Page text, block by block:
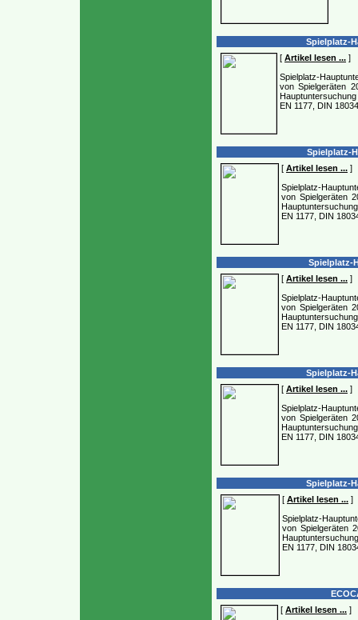
Spielplatz-
[ Artikel lesen ... ]
Spielplatz-
von Spielgeräten
EN 1177, DIN
Spielplatz-
[ Artikel lesen ... ]
Spielplatz-
von Spielgeräten
EN 1177, DIN
Spielplatz-
[ Artikel lesen ... ]
Spielplatz-
von Spielgeräten
EN 1177, DIN
Spielplatz-
[ Artikel lesen ... ]
Spielplatz-
von Spielgeräten
EN 1177, DIN
Spielplatz-
[ Artikel lesen ... ]
Spielplatz-
von Spielgeräten
EN 1177, DIN
[ Artikel lesen ... ]